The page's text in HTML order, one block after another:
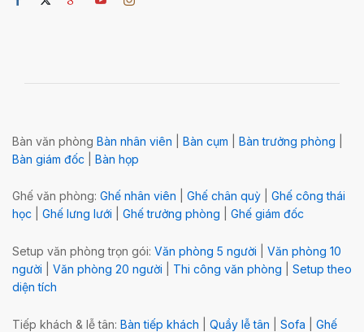
Bàn văn phòng Bàn nhân viên Bàn cụm Bàn trưởng phòng
Bàn giám đốc
Bàn họp
Ghế văn phòng: Ghế nhân viên Ghế chân quỳ
Ghế công thái
học
Ghế lưng lưới Ghế trưởng phòng Ghế giám đốc
Setup văn phòng trọn gói: Văn phòng 5 người
Văn phòng 10
người
Văn phòng 20 người Thi công văn phòng
Setup theo
diện tích
Tiếp khách & lễ tân: Bàn tiếp khách Quầy lễ tân Sofa Ghế